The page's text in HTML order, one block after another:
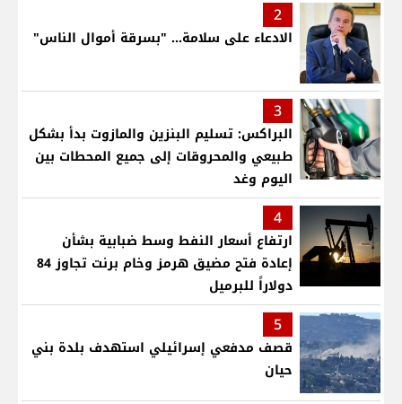
2
الادعاء على سلامة... "بسرقة أموال الناس"
3
البراكس: تسليم البنزين والمازوت بدأ بشكل
طبيعي والمحروقات إلى جميع المحطات بين
اليوم وغد
4
ارتفاع أسعار النفط وسط ضبابية بشأن
إعادة فتح مضيق هرمز وخام برنت تجاوز 84
دولاراً للبرميل
5
قصف مدفعي إسرائيلي استهدف بلدة بني
حيان